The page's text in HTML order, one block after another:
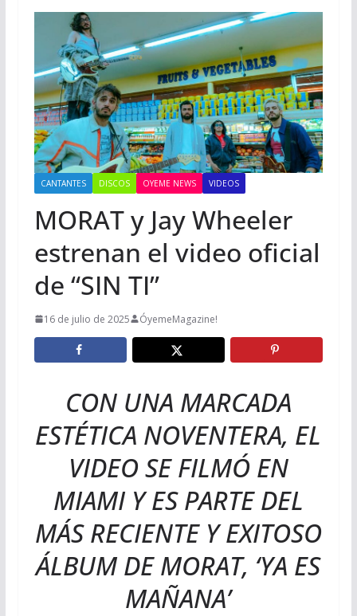
CANTANTES DISCOS OYEME NEWS VIDEOS
MORAT y Jay Wheeler
estrenan el video oficial
de “SIN TI”
16 de julio de 2025 ÓyemeMagazine!
CON UNA MARCADA
ESTÉTICA NOVENTERA, EL
VIDEO SE FILMÓ EN
MIAMI Y ES PARTE DEL
MÁS RECIENTE Y EXITOSO
ÁLBUM DE MORAT, ‘YA ES
MAÑANA’